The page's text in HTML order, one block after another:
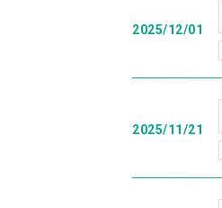
2025/12/01
2025/11/21